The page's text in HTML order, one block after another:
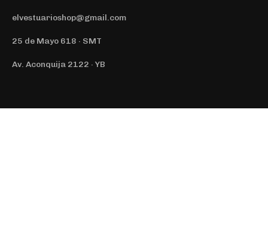
elvestuarioshop@gmail.com
25 de Mayo 618 · SMT
Av. Aconquija 2122 · YB